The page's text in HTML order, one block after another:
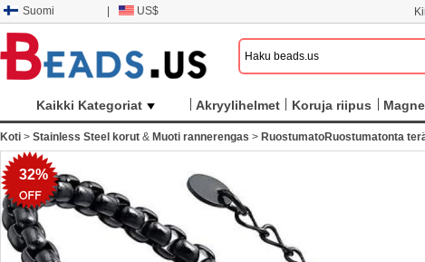
Suomi US$
Kaikki Kategoriat Akryylihelmet Koruja riipus
Koti > Stainless Steel korut & Muoti rannerengas > RuostumatoRuostumatonta
32%